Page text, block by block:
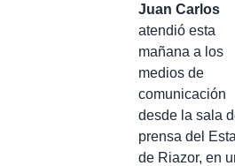
Juan Carlos
atendió esta
mañana a los
medios de
comunicación
desde la sala
prensa del
de Riazor, en